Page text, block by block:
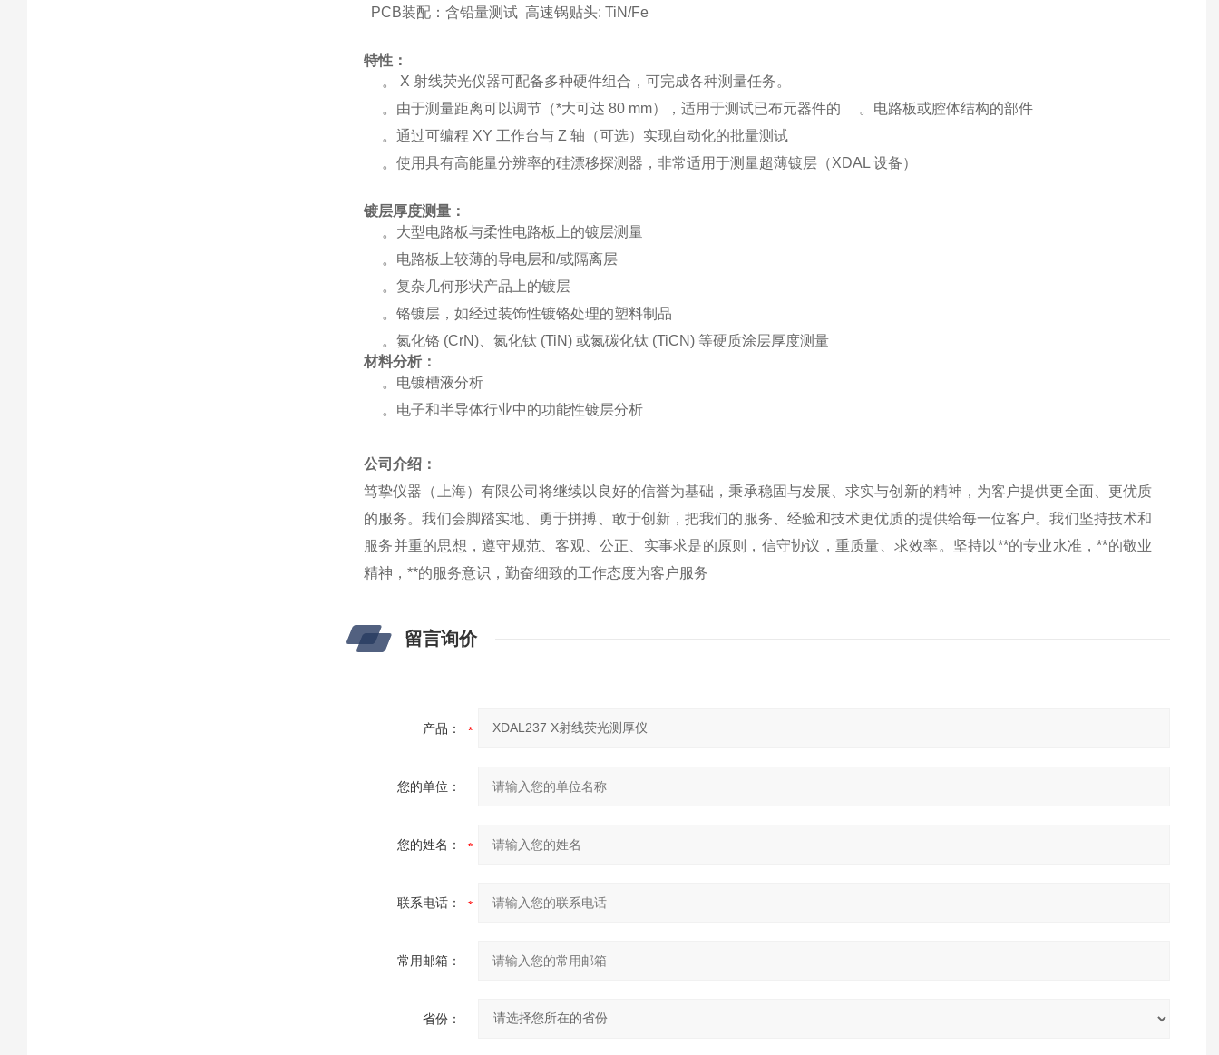
PCB装配：含铅量测试 高速锅贴头: TiN/Fe
特性：
。 X 射线荧光仪器可配备多种硬件组合，可完成各种测量任务。
。由于测量距离可以调节（*大可达 80 mm），适用于测试已布元器件的 。电路板或腔体结构的部件
。通过可编程 XY 工作台与 Z 轴（可选）实现自动化的批量测试
。使用具有高能量分辨率的硅漂移探测器，非常适用于测量超薄镀层（XDAL 设备）
镀层厚度测量：
。大型电路板与柔性电路板上的镀层测量
。电路板上较薄的导电层和/或隔离层
。复杂几何形状产品上的镀层
。铬镀层，如经过装饰性镀铬处理的塑料制品
。氮化铬 (CrN)、氮化钛 (TiN) 或氮碳化钛 (TiCN) 等硬质涂层厚度测量
材料分析：
。电镀槽液分析
。电子和半导体行业中的功能性镀层分析
公司介绍：
笃挚仪器（上海）有限公司将继续以良好的信誉为基础，秉承稳固与发展、求实与创新的精神，为客户提供更全面、更优质
的服务。我们会脚踏实地、勇于拼搏、敢于创新，把我们的服务、经验和技术更优质的提供给每一位客户。我们坚持技术和
服务并重的思想，遵守规范、客观、公正、实事求是的原则，信守协议，重质量、求效率。坚持以**的专业水准，**的敬业
精神，**的服务意识，勤奋细致的工作态度为客户服务
留言询价
产品：
您的单位：
您的姓名：
联系电话：
常用邮箱：
省份：